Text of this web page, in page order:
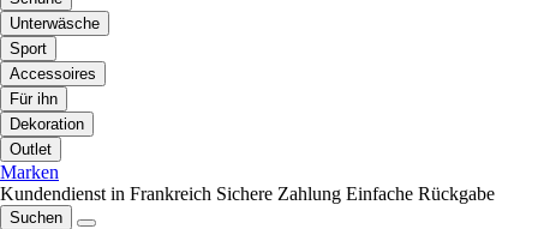
Unterwäsche
Sport
Accessoires
Für ihn
Dekoration
Outlet
Marken
Kundendienst in Frankreich Sichere Zahlung Einfache Rückgabe
Suchen